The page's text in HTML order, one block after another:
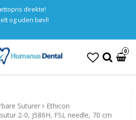
direkte!
og uden bøvl!
0
Suturer
Ethicon
2-0, J586H, FSL needle, 70 cm